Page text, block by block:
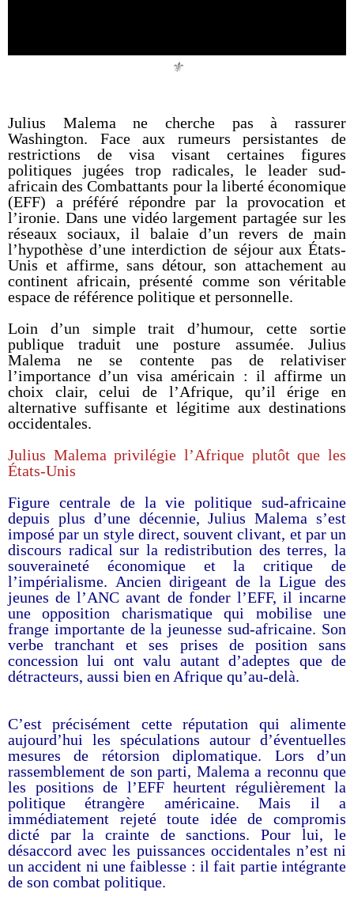
⚜️
Julius Malema ne cherche pas à rassurer
Washington. Face aux rumeurs persistantes de
restrictions de visa visant certaines figures
politiques jugées trop radicales, le leader sud-
africain des Combattants pour la liberté économique
(EFF) a préféré répondre par la provocation et
l’ironie. Dans une vidéo largement partagée sur les
réseaux sociaux, il balaie d’un revers de main
l’hypothèse d’une interdiction de séjour aux États-
Unis et affirme, sans détour, son attachement au
continent africain, présenté comme son véritable
espace de référence politique et personnelle.
Loin d’un simple trait d’humour, cette sortie
publique traduit une posture assumée. Julius
Malema ne se contente pas de relativiser
l’importance d’un visa américain : il affirme un
choix clair, celui de l’Afrique, qu’il érige en
alternative suffisante et légitime aux destinations
occidentales.
Julius Malema privilégie l’Afrique plutôt que les
États-Unis
Figure centrale de la vie politique sud-africaine
depuis plus d’une décennie, Julius Malema s’est
imposé par un style direct, souvent clivant, et par un
discours radical sur la redistribution des terres, la
souveraineté économique et la critique de
l’impérialisme. Ancien dirigeant de la Ligue des
jeunes de l’ANC avant de fonder l’EFF, il incarne
une opposition charismatique qui mobilise une
frange importante de la jeunesse sud-africaine. Son
verbe tranchant et ses prises de position sans
concession lui ont valu autant d’adeptes que de
détracteurs, aussi bien en Afrique qu’au-delà.
C’est précisément cette réputation qui alimente
aujourd’hui les spéculations autour d’éventuelles
mesures de rétorsion diplomatique. Lors d’un
rassemblement de son parti, Malema a reconnu que
les positions de l’EFF heurtent régulièrement la
politique étrangère américaine. Mais il a
immédiatement rejeté toute idée de compromis
dicté par la crainte de sanctions. Pour lui, le
désaccord avec les puissances occidentales n’est ni
un accident ni une faiblesse : il fait partie intégrante
de son combat politique.